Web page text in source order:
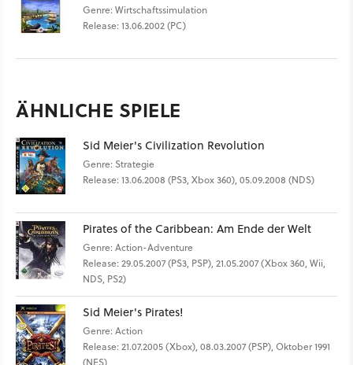
Genre: Wirtschaftssimulation
Release: 13.06.2002 (PC)
ÄHNLICHE SPIELE
Sid Meier's Civilization Revolution
Genre: Strategie
Release: 13.06.2008 (PS3, Xbox 360), 05.09.2008 (NDS)
Pirates of the Caribbean: Am Ende der Welt
Genre: Action-Adventure
Release: 29.05.2007 (PS3, PSP), 21.05.2007 (Xbox 360, Wii,
NDS, PS2)
Sid Meier's Pirates!
Genre: Action
Release: 21.07.2005 (Xbox), 08.03.2007 (PSP), Oktober 1991
(NES)